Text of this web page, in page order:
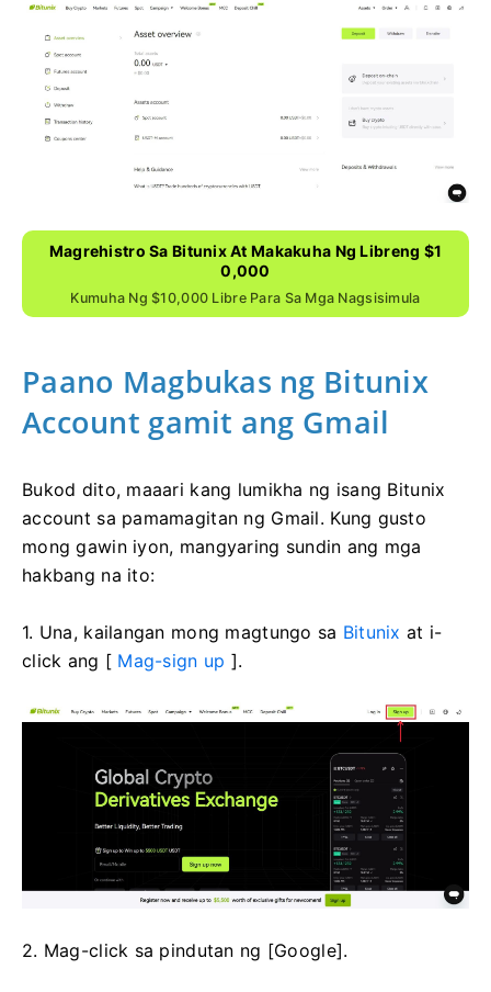
Magrehistro Sa Bitunix At Makakuha Ng Libreng $1
0,000
Kumuha Ng $10,000 Libre Para Sa Mga Nagsisimula
Paano Magbukas ng Bitunix
Account gamit ang Gmail
Bukod dito, maaari kang lumikha ng isang Bitunix
account sa pamamagitan ng Gmail. Kung gusto
mong gawin iyon, mangyaring sundin ang mga
hakbang na ito:
1. Una, kailangan mong magtungo sa Bitunix at i-
click ang [ Mag-sign up ].
2. Mag-click sa pindutan ng [Google].